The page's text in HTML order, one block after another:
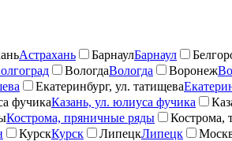
Астрахань БарнаулБарнаул
ВологдаВологда Воронеж
Екатеринбург, ул. татищева
фучикаКазань, ул. юлиуса фучика
Кострома, пряничные ряды Кострома,
КурскКурск ЛипецкЛипецк